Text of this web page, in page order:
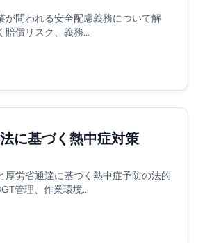
が問われる安全配慮義務について解
賠償リスク、義務...
に基づく熱中症対策
厚労省通達に基づく熱中症予防の法的
管理、作業環境...